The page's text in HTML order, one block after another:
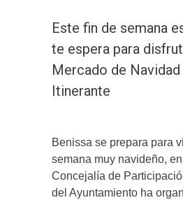
Este fin de semana
te espera para
Mercado de Navidad
Itinerante
Benissa se prepara para
semana muy navideño,
Concejalía de
del Ayuntamiento ha